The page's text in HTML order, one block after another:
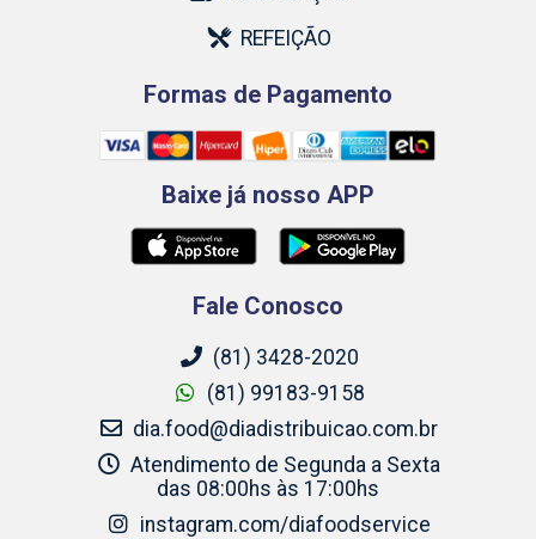
REFEIÇÃO
Formas de Pagamento
Baixe já nosso APP
Fale Conosco
(81) 3428-2020
(81) 99183-9158
dia.food@diadistribuicao.com.br
Atendimento de Segunda a Sexta
das 08:00hs às 17:00hs
instagram.com/diafoodservice